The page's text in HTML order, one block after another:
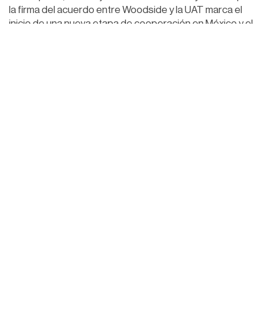
la firma del acuerdo entre Woodside y la UAT marca el
inicio de una nueva etapa de cooperación en México y el